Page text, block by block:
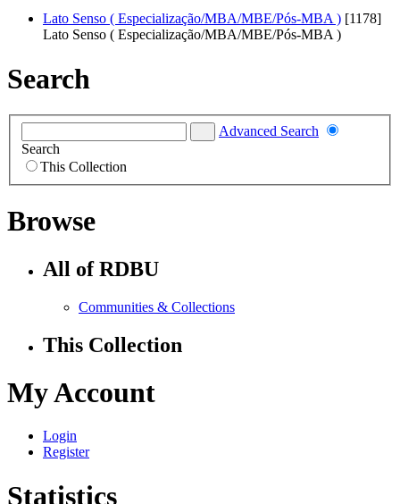
Lato Senso ( Especialização/MBA/MBE/Pós-MBA ) [1178]
Lato Senso ( Especialização/MBA/MBE/Pós-MBA )
Search
Advanced Search
Search
This Collection
Browse
All of RDBU
Communities & Collections
This Collection
My Account
Login
Register
Statistics